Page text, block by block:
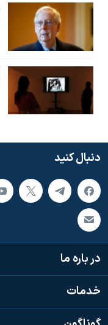
دنبال کنید
در باره ما
خدمات